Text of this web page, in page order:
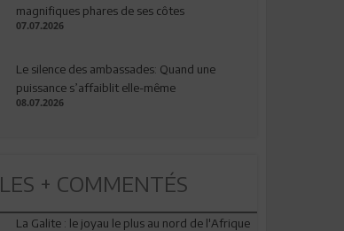
magnifiques phares de ses côtes
07.07.2026
Le silence des ambassades: Quand une
puissance s’affaiblit elle-même
08.07.2026
LES + COMMENTÉS
La Galite : le joyau le plus au nord de l'Afrique